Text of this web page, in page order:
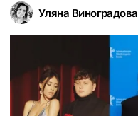
Уляна Виноградова